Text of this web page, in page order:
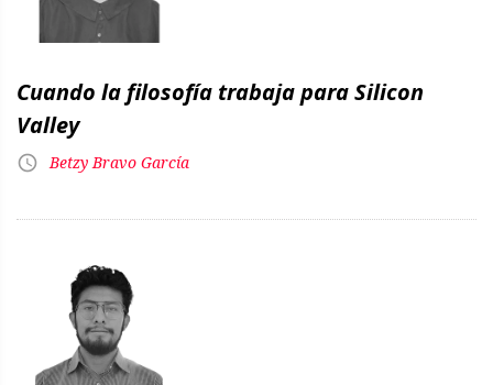
Cuando la filosofía trabaja para Silicon
Valley
Betzy Bravo García